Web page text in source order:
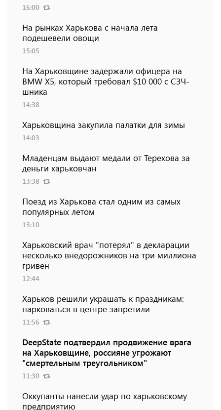
16:00
На рынках Харькова с начала лета
подешевели овощи
15:05
На Харьковщине задержали офицера на
BMW Х5, который требовал $10 000 с СЗЧ-
шника
14:38
Харьковщина закупила палатки для зимы
14:03
Младенцам выдают медали от Терехова за
деньги харьковчан
13:38
Поезд из Харькова стал одним из самых
популярных летом
13:10
Харьковский врач "потерял" в декларации
несколько внедорожников на три миллиона
гривен
12:44
Харьков решили украшать к праздникам:
парковаться в центре запретили
11:56
DeepState подтвердил продвижение врага
на Харьковщине, россияне угрожают
"смертельным треугольником"
11:30
Оккупанты нанесли удар по харьковскому
предприятию